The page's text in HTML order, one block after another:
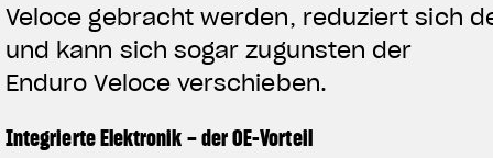
Veloce gebracht werden, reduziert sich
und kann sich sogar zugunsten der
Enduro Veloce verschieben.
Integrierte Elektronik – der OE-Vorteil